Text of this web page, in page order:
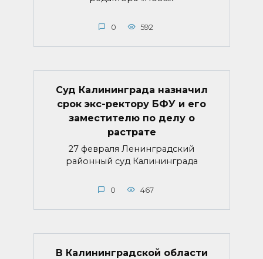
0 592
Суд Калининграда назначил
срок экс-ректору БФУ и его
заместителю по делу о
растрате
27 февраля Ленинградский
районный суд Калининграда
0 467
В Калининградской области